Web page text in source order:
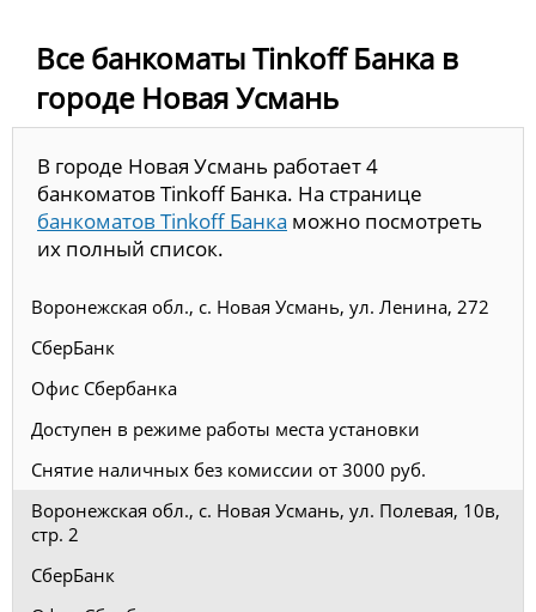
Все банкоматы Tinkoff Банка в
городе Новая Усмань
В городе Новая Усмань работает 4
банкоматов Tinkoff Банка. На странице
банкоматов Tinkoff Банка можно посмотреть
их полный список.
Воронежская обл., с. Новая Усмань, ул. Ленина, 272
СберБанк
Офис Сбербанка
Доступен в режиме работы места установки
Снятие наличных без комиссии от 3000 руб.
Воронежская обл., с. Новая Усмань, ул. Полевая, 10в,
стр. 2
СберБанк